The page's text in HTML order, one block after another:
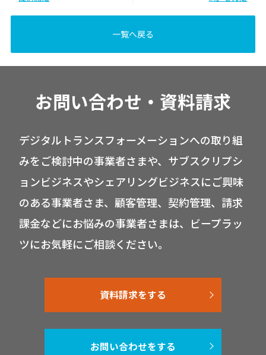
一覧へ戻る
お問い合わせ・資料請求
デジタルトランスフォーメーションへの取り組
みをご検討中の事業者さまや、サブスクリプシ
ョンビジネスやシェアリングビジネスにご興味
のある事業者さま、顧客管理、契約管理、請求
課金などにお悩みの事業者さまは、ビープラッ
ツにお気軽にご相談ください。
資料請求をする
お問い合わせをする